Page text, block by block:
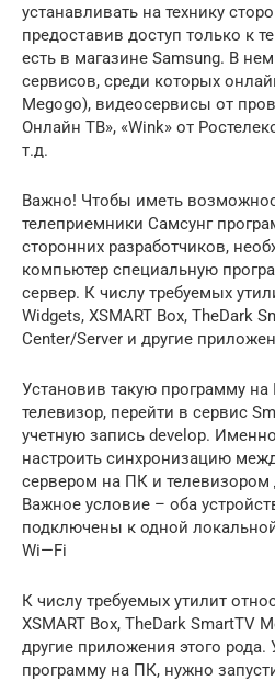
устанавливать на технику
предоставив доступ только к
есть в магазине Samsung. В
сервисов, среди которых
Megogo), видеосервисы от
Онлайн ТВ», «Wink» от
т.д.
Важно! Чтобы иметь
телеприемники Самсунг
сторонних разработчиков,
компьютер специальную
сервер. К числу требуемых
Widgets, XSMART Box, TheDark
Center/Server и другие
Установив такую программу на
телевизор, перейти в сервис
учетную запись develop.
настроить синхронизацию
сервером на ПК и телевизором
Важное условие – оба
подключены к одной
Wi—Fi
К числу требуемых утилит
XSMART Box, TheDark SmartTV
другие приложения этого рода.
программу на ПК, нужно